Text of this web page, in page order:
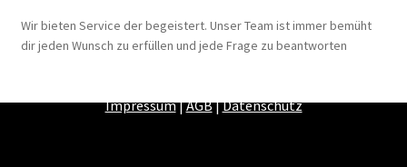
Wir bieten Service der begeistert. Unser Team ist immer bemüht
dir jeden Wunsch zu erfüllen und jede Frage zu beantworten
Impressum|AGB|Datenschutz